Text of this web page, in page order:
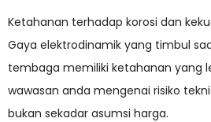
Ketahanan terhadap korosi dan
Gaya elektrodinamik yang timbul
tembaga memiliki ketahanan yang
wawasan anda mengenai risiko
bukan sekadar asumsi harga.